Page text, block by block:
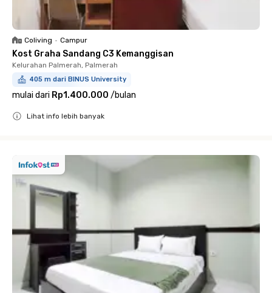
Coliving • Campur
Kost Graha Sandang C3 Kemanggisan
Kelurahan Palmerah, Palmerah
405 m dari BINUS University
mulai dari Rp1.400.000 /bulan
Lihat info lebih banyak